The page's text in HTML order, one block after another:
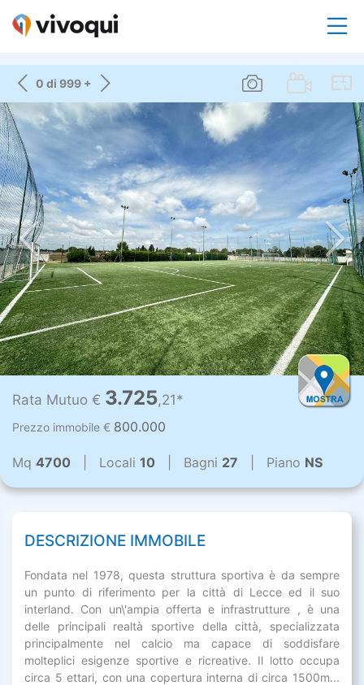
0 di 999 +
Rata Mutuo € 3.725,21*
Prezzo immobile € 800.000
Mq 4700 | Locali 10 | Bagni 27 | Piano NS
DESCRIZIONE IMMOBILE
Fondata nel 1978, questa struttura sportiva è da sempre
un punto di riferimento per la città di Lecce ed il suo
interland. Con un\'ampia offerta e infrastrutture , è una
delle principali realtà sportive della città, specializzata
principalmente nel calcio ma capace di soddisfare
molteplici esigenze sportive e ricreative. Il lotto occupa
circa 5 ettari, con una copertura interna di circa 1500m...